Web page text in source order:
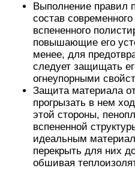
Выполнение правил
состав
вспененного
повышающие его
менее, для
следует защищать
огнеупорными
Защита материала
прогрызать в нем
этой стороны,
вспененной
идеальным
перекрыть для них
обшивая